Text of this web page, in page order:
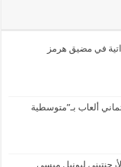
في مضيق هرمز
ألعاب بـ”متوسطية
ليونيل ميسي